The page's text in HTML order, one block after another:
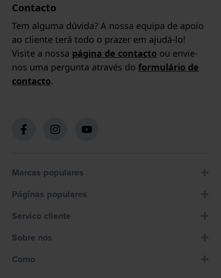
Contacto
Tem alguma dúvida? A nossa equipa de apoio
ao cliente terá todo o prazer em ajudá-lo!
Visite a nossa página de contacto ou envie-
nos uma pergunta através do formulário de
contacto.
Marcas populares
Páginas populares
Servico cliente
Sobre nós
Como